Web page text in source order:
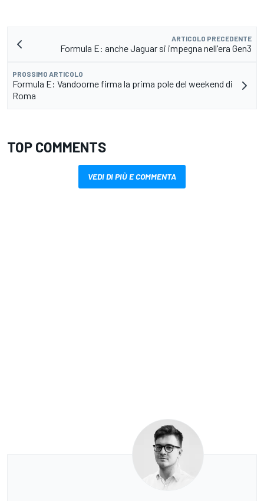
ARTICOLO PRECEDENTE
Formula E: anche Jaguar si impegna nell'era Gen3
PROSSIMO ARTICOLO
Formula E: Vandoorne firma la prima pole del weekend di
Roma
TOP COMMENTS
VEDI DI PIÙ E COMMENTA